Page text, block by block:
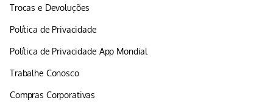
Trocas e Devoluções
Política de Privacidade
Política de Privacidade App Mondial
Trabalhe Conosco
Compras Corporativas